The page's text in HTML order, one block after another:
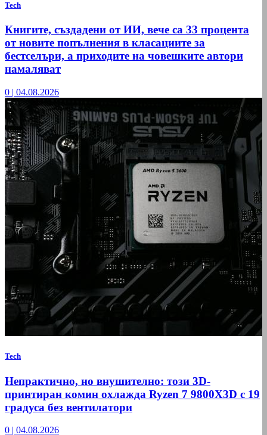
Tech
Книгите, създадени от ИИ, вече са 33 процента
от новите попълнения в класациите за
бестселъри, а приходите на човешките автори
намаляват
0 | 04.08.2026
Tech
Непрактично, но внушително: този 3D-
принтиран комин охлажда Ryzen 7 9800X3D с 19
градуса без вентилатори
0 | 04.08.2026